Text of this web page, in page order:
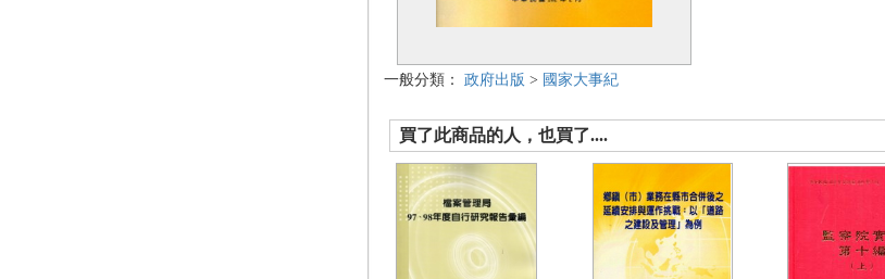
一般分類： 政府出版 > 國家大事紀
買了此商品的人，也買了....